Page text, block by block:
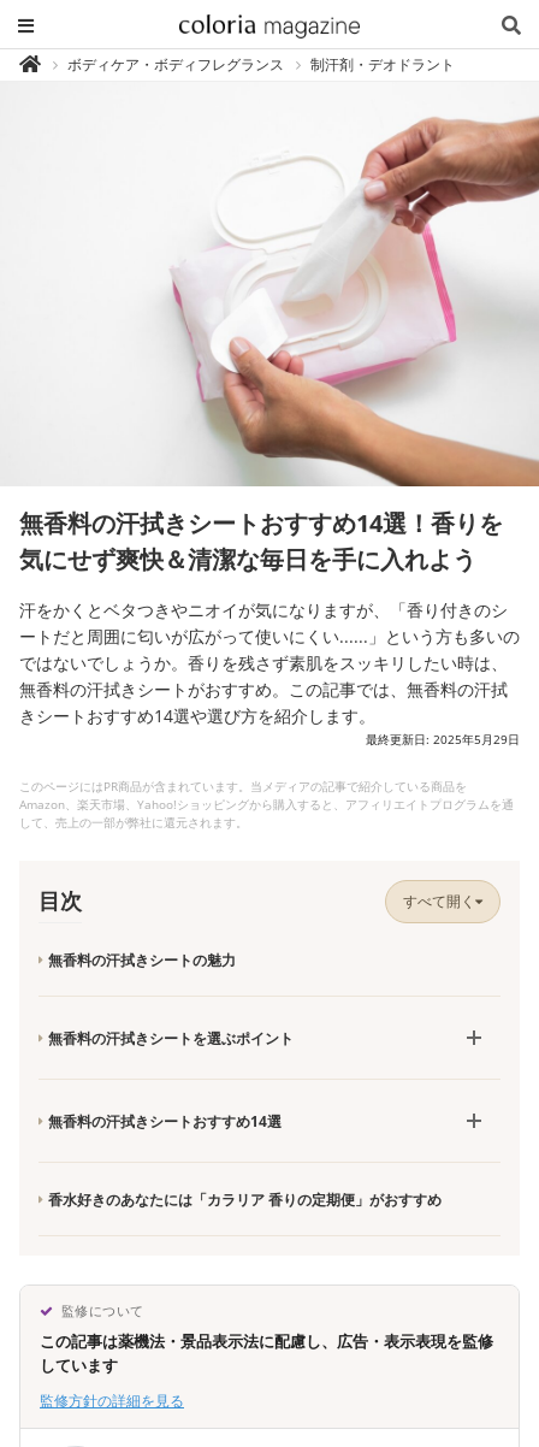
カ ボディケア・ボディフレグランス 制汗剤・デオドラント
無香料の汗拭きシートおすすめ14選！香りを
気にせず爽快＆清潔な毎日を手に入れよう
汗をかくとベタつきやニオイが気になりますが、「香り付きのシ
ートだと周囲に匂いが広がって使いにくい......」という方も多いの
ではないでしょうか。香りを残さず素肌をスッキリしたい時は、
無香料の汗拭きシートがおすすめ。この記事では、無香料の汗拭
きシートおすすめ14選や選び方を紹介します。
最終更新日: 2025年5月29日
このページにはPR商品が含まれています。当メディアの記事で紹介している商品を
Amazon、楽天市場、Yahoo!ショッピングから購入すると、アフィリエイトプログラムを通
して、売上の一部が弊社に還元されます。
目次 すべて開く
無香料の汗拭きシートの魅力
無香料の汗拭きシートを選ぶポイント
無香料の汗拭きシートおすすめ14選
香水好きのあなたには「カラリア 香りの定期便」がおすすめ
監修について
この記事は薬機法・景品表示法に配慮し、広告・表示表現を監修
しています
監修方針の詳細を見る